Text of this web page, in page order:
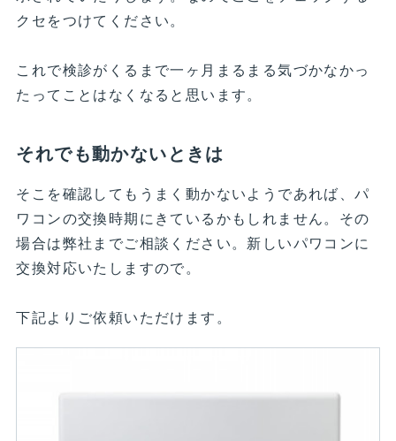
クセをつけてください。
これで検診がくるまで一ヶ月まるまる気づかなかっ
たってことはなくなると思います。
それでも動かないときは
そこを確認してもうまく動かないようであれば、パ
ワコンの交換時期にきているかもしれません。その
場合は弊社までご相談ください。新しいパワコンに
交換対応いたしますので。
下記よりご依頼いただけます。